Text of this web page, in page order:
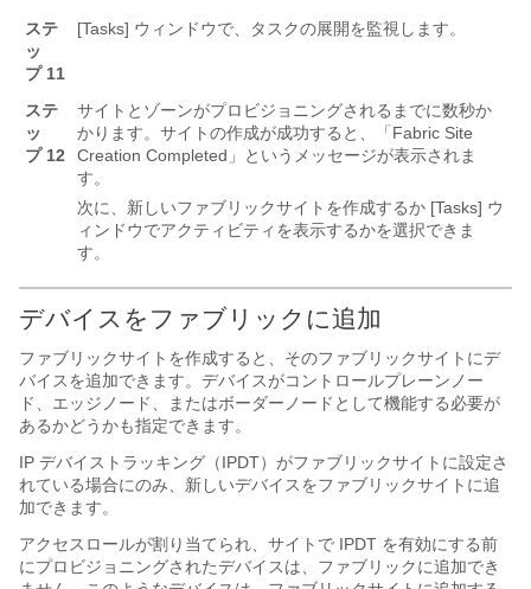
ステ
ッ
プ 11
[Tasks] ウィンドウで、タスクの展開を監視します。
ステ
ッ
プ 12
サイトとゾーンがプロビジョニングされるまでに数秒か
かります。サイトの作成が成功すると、「Fabric Site
Creation Completed」というメッセージが表示されま
す。
次に、新しいファブリックサイトを作成するか [Tasks] ウ
ィンドウでアクティビティを表示するかを選択できま
す。
デバイスをファブリックに追加
ファブリックサイトを作成すると、そのファブリックサイトにデ
バイスを追加できます。デバイスがコントロールプレーンノー
ド、エッジノード、またはボーダーノードとして機能する必要が
あるかどうかも指定できます。
IP デバイストラッキング（IPDT）がファブリックサイトに設定さ
れている場合にのみ、新しいデバイスをファブリックサイトに追
加できます。
アクセスロールが割り当てられ、サイトで IPDT を有効にする前
にプロビジョニングされたデバイスは、ファブリックに追加でき